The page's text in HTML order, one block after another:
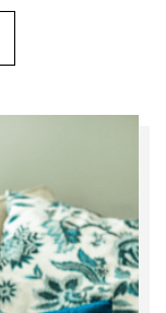
Sécuriser votre